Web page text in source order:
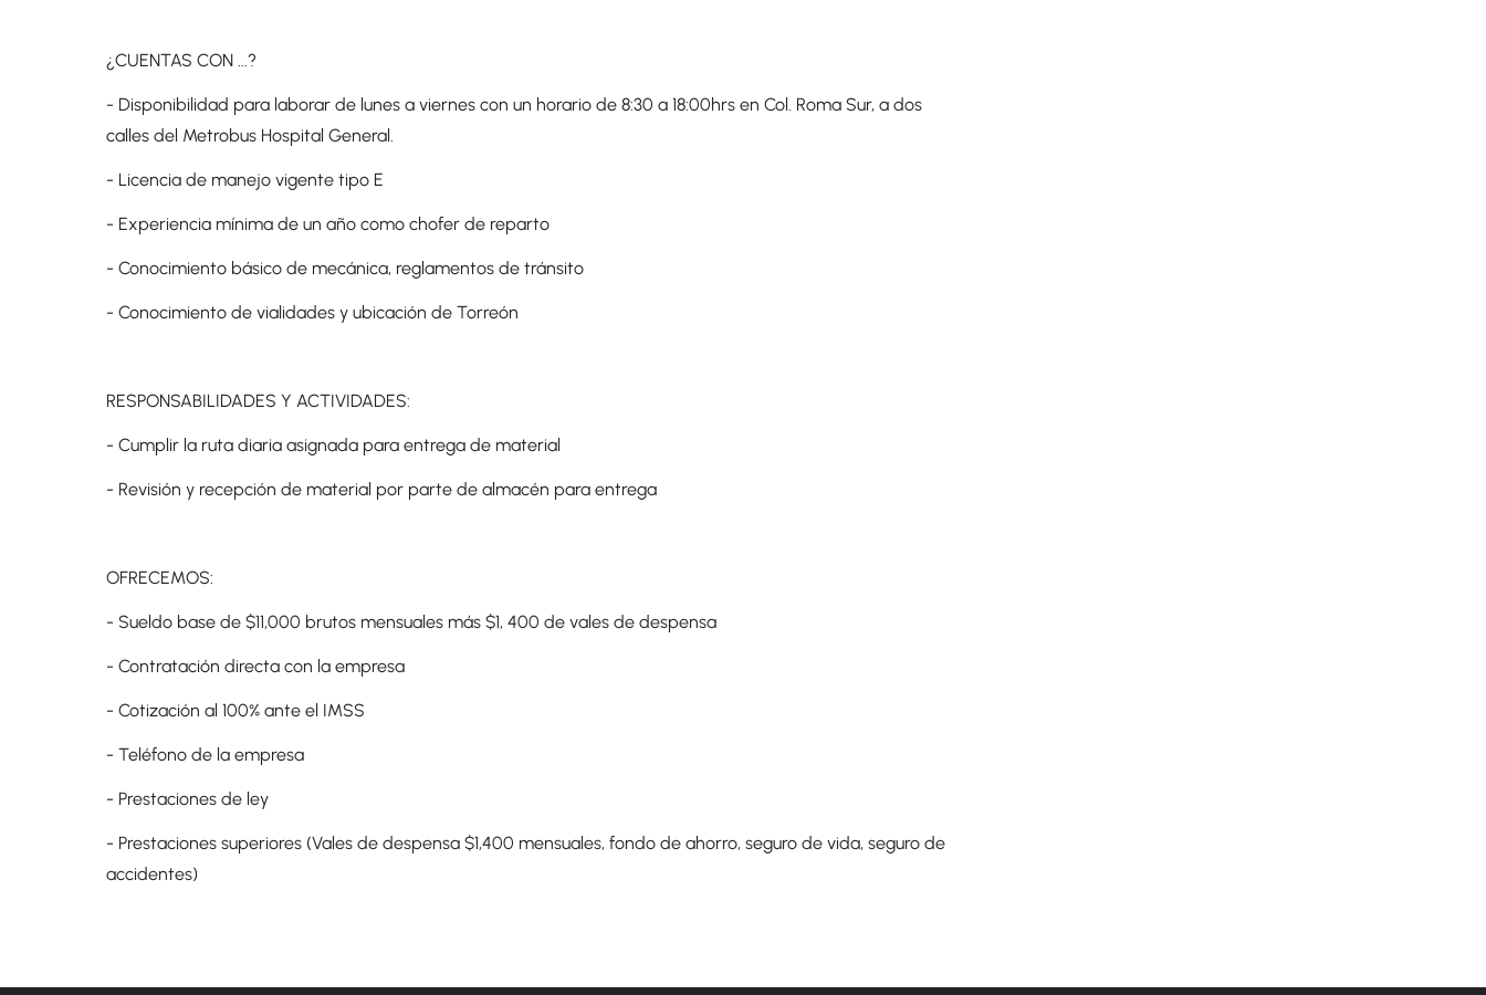
¿CUENTAS CON ...?
- Disponibilidad para laborar de lunes a viernes con un horario de 8:30 a 18:00hrs en Col. Roma Sur, a dos
calles del Metrobus Hospital General.
- Licencia de manejo vigente tipo E
- Experiencia mínima de un año como chofer de reparto
- Conocimiento básico de mecánica, reglamentos de tránsito
- Conocimiento de vialidades y ubicación de Torreón
RESPONSABILIDADES Y ACTIVIDADES:
- Cumplir la ruta diaria asignada para entrega de material
- Revisión y recepción de material por parte de almacén para entrega
OFRECEMOS:
- Sueldo base de $11,000 brutos mensuales más $1, 400 de vales de despensa
- Contratación directa con la empresa
- Cotización al 100% ante el IMSS
- Teléfono de la empresa
- Prestaciones de ley
- Prestaciones superiores (Vales de despensa $1,400 mensuales, fondo de ahorro, seguro de vida, seguro de
accidentes)